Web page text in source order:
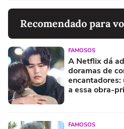
Recomendado para
FAMOSOS
A Netflix dá
doramas de
a essa obra-
FAMOSOS